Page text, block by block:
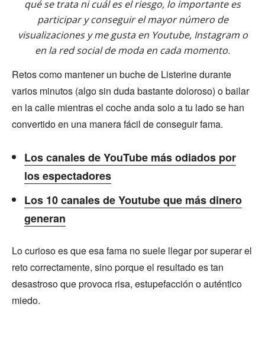
qué se trata ni cuál es el riesgo, lo importante es
participar y conseguir el mayor número de
visualizaciones y me gusta en Youtube, Instagram o
en la red social de moda en cada momento.
Retos como mantener un buche de Listerine durante
varios minutos (algo sin duda bastante doloroso) o bailar
en la calle mientras el coche anda solo a tu lado se han
convertido en una manera fácil de conseguir fama.
Los canales de YouTube más odiados por
los espectadores
Los 10 canales de Youtube que más dinero
generan
Lo curioso es que esa fama no suele llegar por superar el
reto correctamente, sino porque el resultado es tan
desastroso que provoca risa, estupefacción o auténtico
miedo.